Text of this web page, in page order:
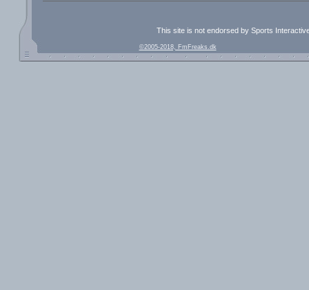
This site is not endorsed by Sports
©2005-2018, FmFreaks.dk